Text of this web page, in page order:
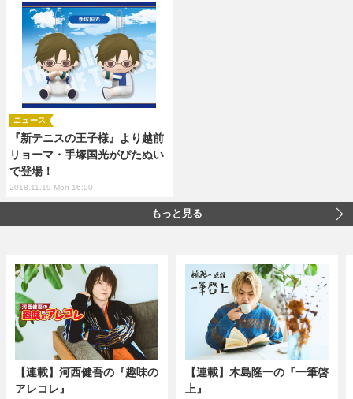
『新テニスの王子様』より越前
リョーマ・手塚国光がぴたぬい
で登場！
ニュース
2018.11.19 Mon 16:00
もっと見る
【連載】河西健吾の『趣味の
アレコレ』
【連載】木島隆一の『一筆啓
上』